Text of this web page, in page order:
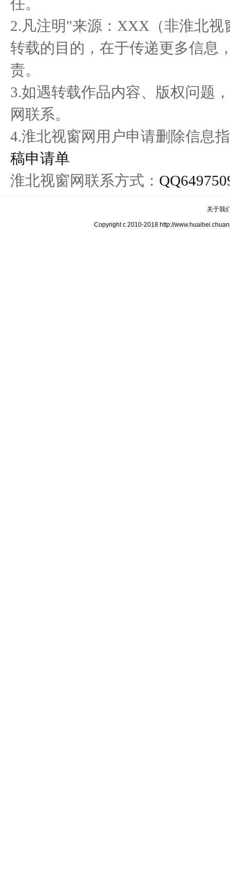
任。
2.凡注明"来源：XXX（非淮北
转载的目的，在于传递更多信息
责。
3.如遇转载作品内容、版权问题
网联系。
4.淮北视窗网用户申请删除信息
稿申请单
淮北视窗网联系方式：
关于我
Copyright c 2010-2018 http://